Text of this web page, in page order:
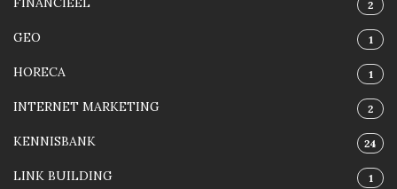
2
GEO 1
HORECA 1
INTERNET MARKETING 2
KENNISBANK 24
LINK BUILDING 1